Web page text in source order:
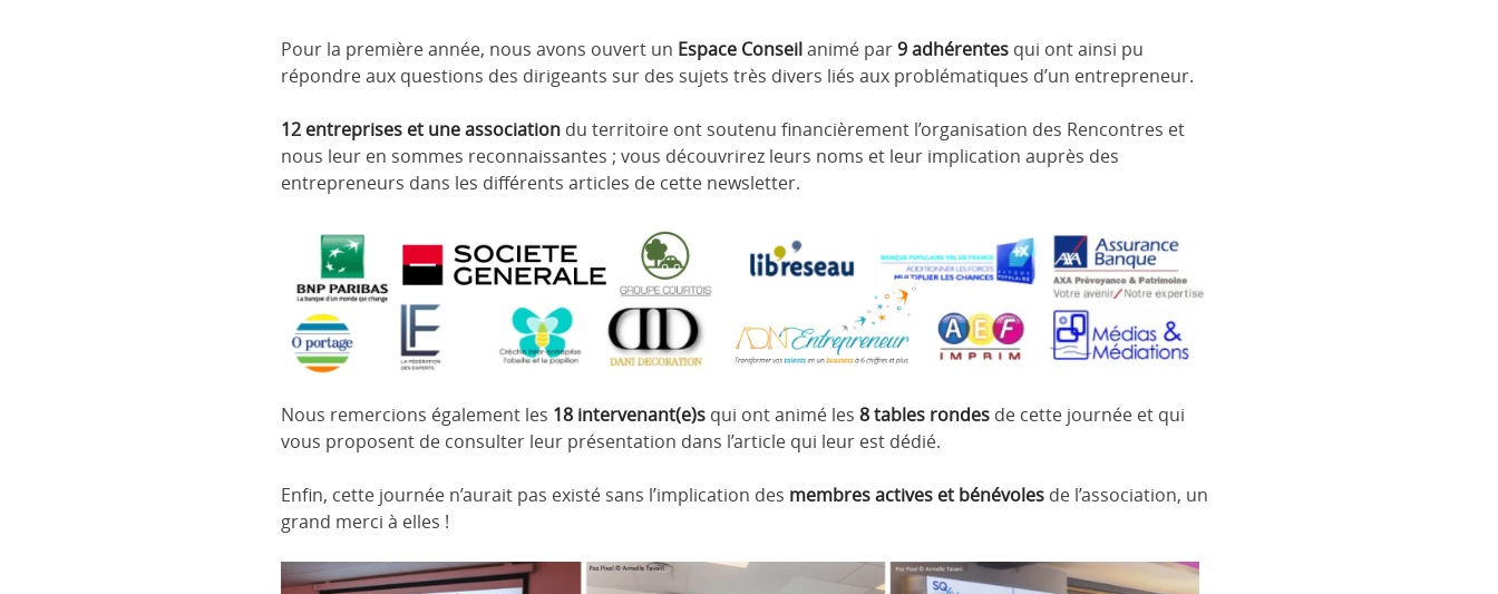
Pour la première année, nous avons ouvert un Espace Conseilanimé par9 adhérentes qui ont ainsi pu
répondre aux questions des dirigeants sur des sujets très divers liés aux problématiques d’un entrepreneur.
12 entreprises et une association du territoire ont soutenu financièrement l’organisation des Rencontres et
nous leur en sommes reconnaissantes ; vous découvrirez leurs noms et leur implication auprès des
entrepreneurs dans les différents articles de cette newsletter.
Nous remercions également les 18 intervenant(e)s qui ont animé les 8 tables rondes de cette journée et qui
vous proposent de consulter leur présentation dans l’article qui leur est dédié.
Enfin, cette journée n’aurait pas existé sans l’implication des membres actives et bénévoles de l’association, un
grand merci à elles !